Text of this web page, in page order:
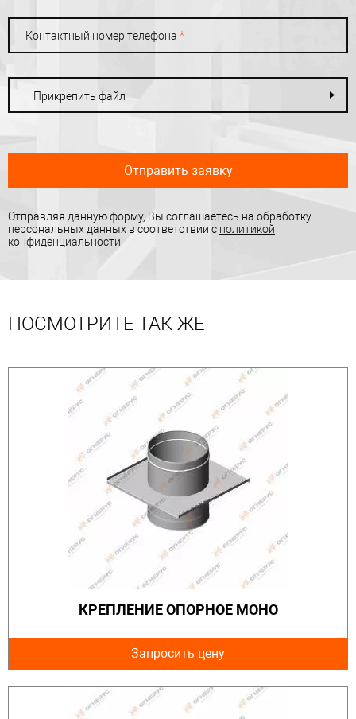
Контактный номер телефона *
Прикрепить файл
Отправить заявку
Отправляя данную форму, Вы соглашаетесь на обработку
персональных данных в соответствии с политикой
конфиденциальности
ПОСМОТРИТЕ ТАК ЖЕ
КРЕПЛЕНИЕ ОПОРНОЕ МОНО
Запросить цену